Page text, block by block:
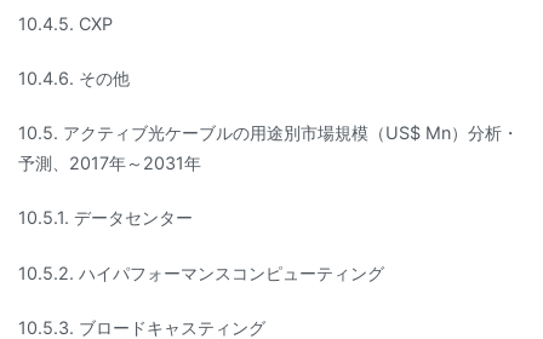
10.4.5. CXP
10.4.6. その他
10.5. アクティブ光ケーブルの用途別市場規模（US$ Mn）分析・
予測、2017年～2031年
10.5.1. データセンター
10.5.2. ハイパフォーマンスコンピューティング
10.5.3. ブロードキャスティング